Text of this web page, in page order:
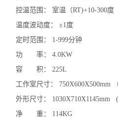
控温范围： 室温（RT)+10-300度
温度波动度： ±1度
定时范围： 1-999分钟
功 率： 4.0KW
容 积： 225L
工作室尺寸： 750X600X500mm
外形尺寸： 1030X710X1145mm
净 重： 114KG